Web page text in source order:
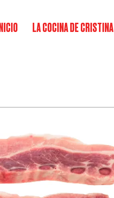
INICIO LA COCINA DE CRISTINA